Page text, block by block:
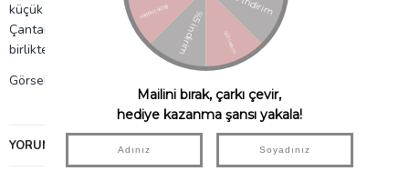
küçük oyuncakları…
Çantanıza ya da farklı yerlere asabilmeniz için silikon eskısı ile
birlikte gelir.
Görselde kullanılan
YORUMLAR